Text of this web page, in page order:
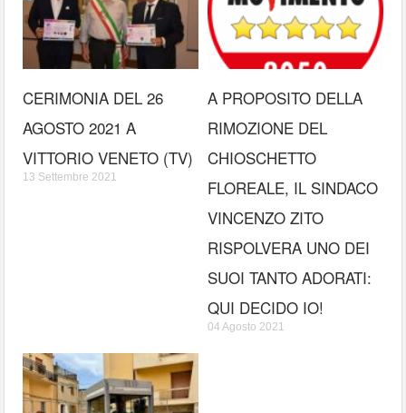
CERIMONIA DEL 26
AGOSTO 2021 A
VITTORIO VENETO (TV)
13 Settembre 2021
A PROPOSITO DELLA
RIMOZIONE DEL
CHIOSCHETTO
FLOREALE, IL SINDACO
VINCENZO ZITO
RISPOLVERA UNO DEI
SUOI TANTO ADORATI:
QUI DECIDO IO!
04 Agosto 2021